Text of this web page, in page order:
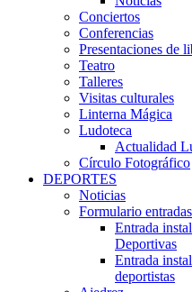
Conciertos
Conferencias
Presentaciones de
Teatro
Talleres
Visitas culturales
Linterna Mágica
Ludoteca
Actualidad
Círculo Fotográfico
DEPORTES
Noticias
Formulario
Entrada
Deportivas
Entrada
deportistas